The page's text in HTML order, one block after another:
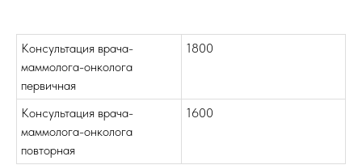
Консультация врача-
маммолога-онколога
первичная
1800
Консультация врача-
маммолога-онколога
повторная
1600